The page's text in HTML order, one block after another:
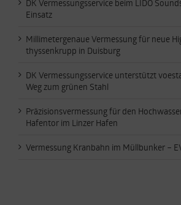
DK Vermessungsservice beim LIDO
Einsatz
Millimetergenaue Vermessung für neue
thyssenkrupp in Duisburg
DK Vermessungsservice unterstützt
Weg zum grünen Stahl
Präzisionsvermessung für den
Hafentor im Linzer Hafen
Vermessung Kranbahn im Müllbunker –